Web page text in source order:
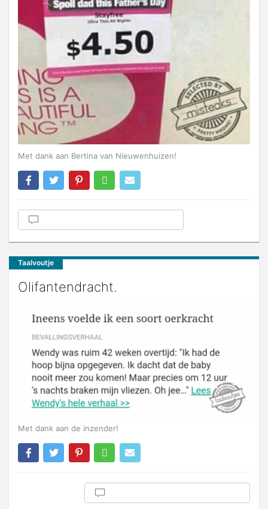
Met dank aan Bertina van Nieuwenhuizen!
Taalvoutje
Olifantendracht.
Met dank aan de inzender!